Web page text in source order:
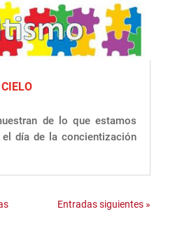
de lo que estamos
de la concientización
Entradas siguientes »